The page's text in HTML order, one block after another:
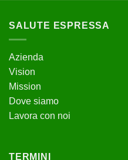
SALUTE ESPRESSA
Azienda
Vision
Mission
Dove siamo
Lavora con noi
TERMINI